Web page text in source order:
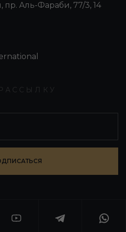
пр. Аль-Фараби, 77/3, 14